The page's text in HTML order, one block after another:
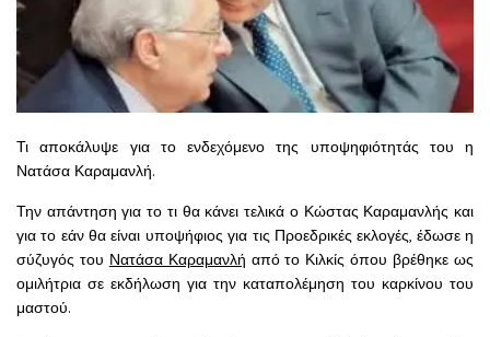
Τι αποκάλυψε για το ενδεχόμενο της υποψηφιότητάς του η
Νατάσα Καραμανλή.
Την απάντηση για το τι θα κάνει τελικά ο Κώστας Καραμανλής και
για το εάν θα είναι υποψήφιος για τις Προεδρικές εκλογές, έδωσε η
σύζυγός του Νατάσα Καραμανλή από το Κιλκίς όπου βρέθηκε ως
ομιλήτρια σε εκδήλωση για την καταπολέμηση του καρκίνου του
μαστού.